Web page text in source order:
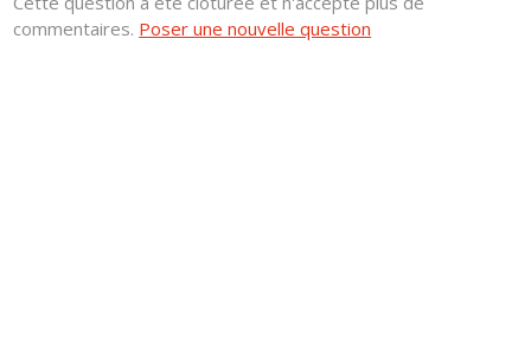
commentaires. Poser une nouvelle question